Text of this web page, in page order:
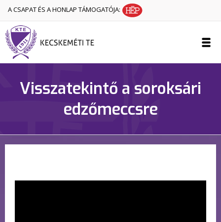
A CSAPAT ÉS A HONLAP TÁMOGATÓJA:
Visszatekintő a soroksári
edzőmeccsre